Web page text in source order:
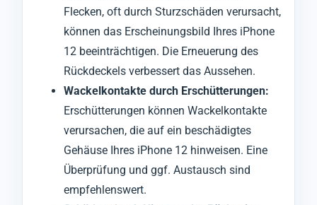
Flecken, oft durch Sturzschäden verursacht,
können das Erscheinungsbild Ihres iPhone
12 beeinträchtigen. Die Erneuerung des
Rückdeckels verbessert das Aussehen.
Wackelkontakte durch Erschütterungen:
Erschütterungen können Wackelkontakte
verursachen, die auf ein beschädigtes
Gehäuse Ihres iPhone 12 hinweisen. Eine
Überprüfung und ggf. Austausch sind
empfehlenswert.